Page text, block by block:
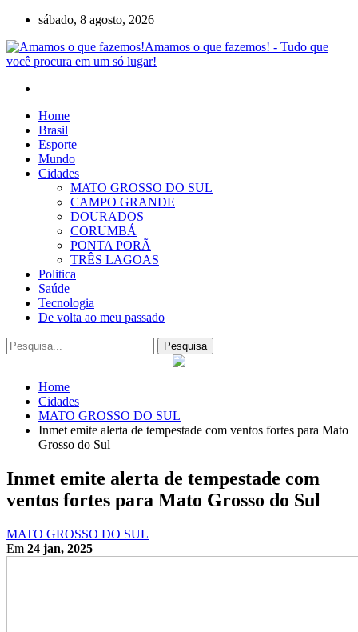
sábado, 8 agosto, 2026
Amamos o que fazemos! - Tudo que
você procura em um só lugar!
Home
Brasil
Esporte
Mundo
Cidades
MATO GROSSO DO SUL
CAMPO GRANDE
DOURADOS
CORUMBÁ
PONTA PORÃ
TRÊS LAGOAS
Politica
Saúde
Tecnologia
De volta ao meu passado
Home
Cidades
MATO GROSSO DO SUL
Inmet emite alerta de tempestade com ventos fortes para Mato
Grosso do Sul
Inmet emite alerta de tempestade com
ventos fortes para Mato Grosso do Sul
MATO GROSSO DO SUL
Em 24 jan, 2025